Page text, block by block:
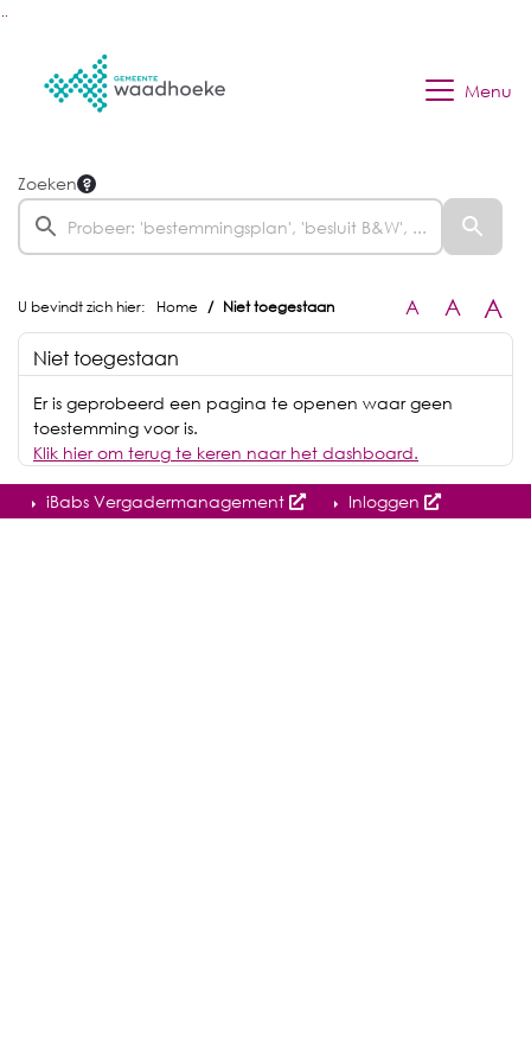
Menu
Zoeken
U bevindt zich hier: Home Niet toegestaan A A A
Niet toegestaan
Er is geprobeerd een pagina te openen waar geen
toestemming voor is.
Klik hier om terug te keren naar het dashboard.
iBabs Vergadermanagement Inloggen